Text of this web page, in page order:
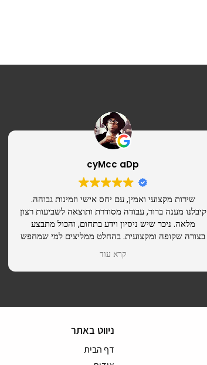
cyMcc aDp
שירות מקצועי ואמין, עם יחס אישי וזמינות גבוהה.
קיבלנו מענה ברור, עבודה מסודרת ותוצאה לשביעות רצון
מלאה. ניכר שיש ניסיון וידע בתחום, והכול מתבצע
בצורה שקופה ומקצועית. בהחלט ממליצים למי שמחפש
ספק רציני שאפשר לסמוך עליו.
קרא עוד
ניווט באתר
דף הבית